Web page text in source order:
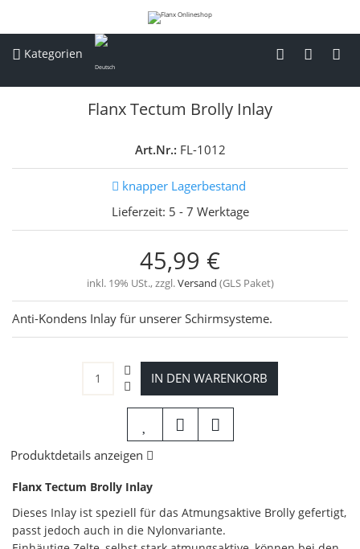
Kategorien
Flanx Tectum Brolly Inlay
Art.Nr.: FL-1012
knapper Lagerbestand
Lieferzeit: 5 - 7 Werktage
45,99 €
inkl. 19% USt., zzgl.Versand (GLS Paket)
Anti-Kondens Inlay für unserer Schirmsysteme.
IN DEN WARENKORB
Produktdetails anzeigen
Flanx Tectum Brolly Inlay
Dieses Inlay ist speziell für das Atmungsaktive Brolly gefertigt,
passt jedoch auch in die Nylonvariante.